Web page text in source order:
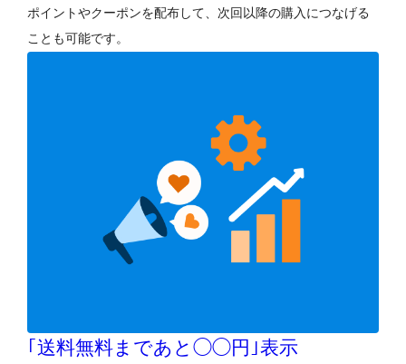
ポイントやクーポンを配布して、次回以降の購入につなげる
ことも可能です。
｢送料無料まであと◯◯円｣表示